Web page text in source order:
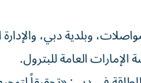
وبلدية دبي، والإدارة
الإمارات العامة للبترول.